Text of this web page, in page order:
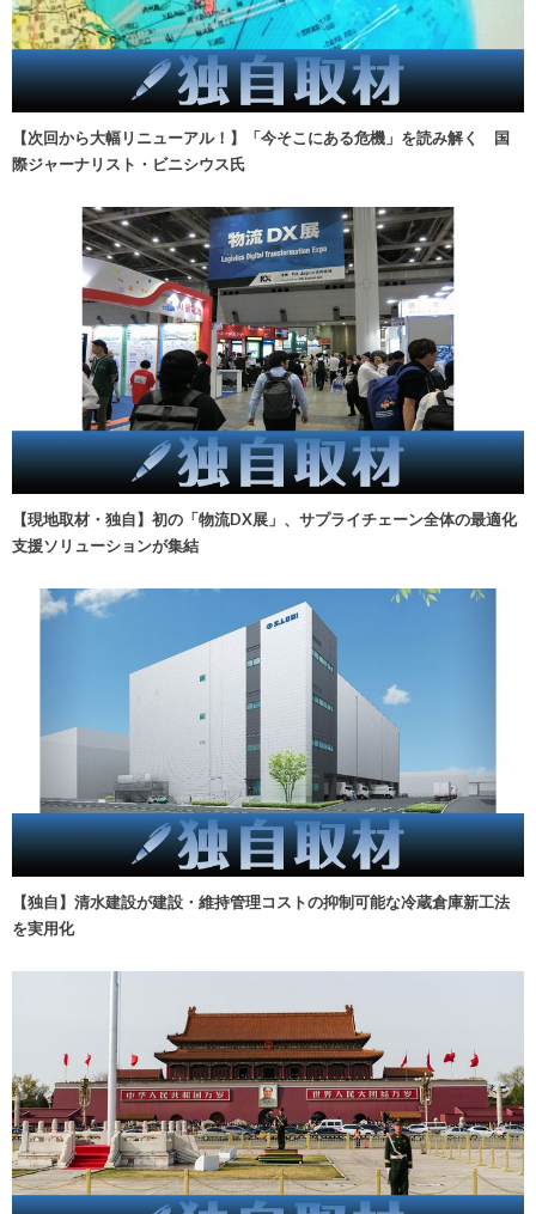
【次回から大幅リニューアル！】「今そこにある危機」を読み解く 国
際ジャーナリスト・ビニシウス氏
【現地取材・独自】初の「物流DX展」、サプライチェーン全体の最適化
支援ソリューションが集結
【独自】清水建設が建設・維持管理コストの抑制可能な冷蔵倉庫新工法
を実用化